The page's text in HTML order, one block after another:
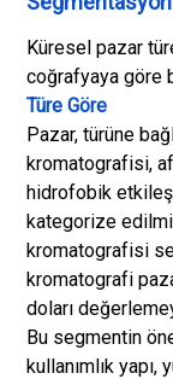
Küresel pazar
coğrafyaya göre
Türe Göre
Pazar, türüne
kromatografisi,
hidrofobik
kategorize
kromatografisi
kromatografi
doları
Bu segmentin
kullanımlık yapı,